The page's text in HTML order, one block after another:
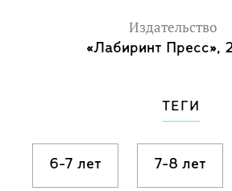
Издательство
«Лабиринт Пресс»,
ТЕГИ
6-7 лет 7-8 лет